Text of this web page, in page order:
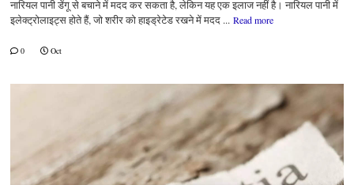
नारियल पानी डेंगू से बचाने में मदद कर सकता है, लेकिन यह एक इलाज नहीं है। नारियल पानी में
इलेक्ट्रोलाइट्स होते हैं, जो शरीर को हाइड्रेटेड रखने में मदद ... Read more
0 Oct